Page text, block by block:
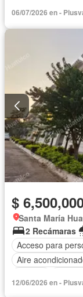
Cuarto de
Seguridad
Sin amueblar
06/07/2026 en -
$
Santa María
2 Recámaras
Acceso para
Aire
Circuito cerrado
12/06/2026 en -